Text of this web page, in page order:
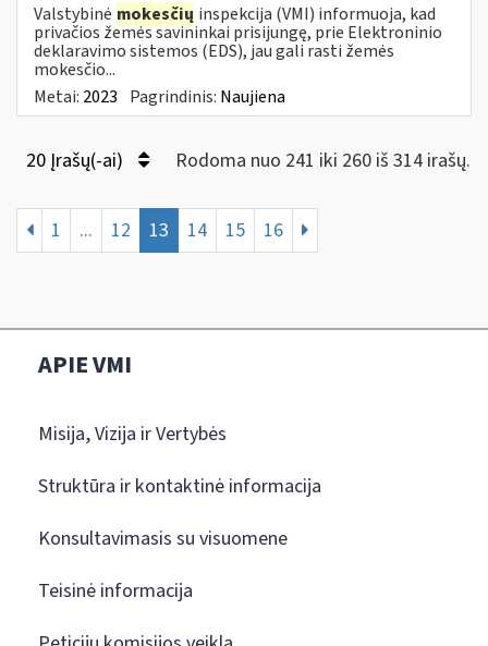
Valstybinė mokesčių inspekcija (VMI) informuoja, kad
privačios žemės savininkai prisijungę, prie Elektroninio
deklaravimo sistemos (EDS), jau gali rasti žemės
mokesčio...
Metai: 2023 Pagrindinis: Naujiena
20 Įrašų(-ai) Rodoma nuo 241 iki 260 iš 314 irašų.
1 ... 12 13 14 15 16
APIE VMI
Misija, Vizija ir Vertybės
Struktūra ir kontaktinė informacija
Konsultavimasis su visuomene
Teisinė informacija